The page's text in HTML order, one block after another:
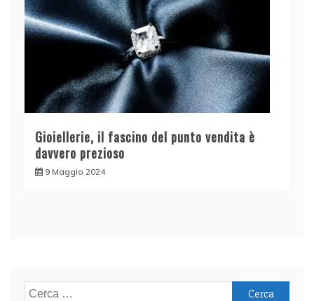
Gioiellerie, il fascino del punto vendita è
davvero prezioso
9 Maggio 2024
Ricerca